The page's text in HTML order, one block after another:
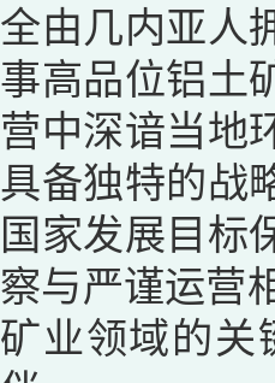
全由几内亚人
事高品位铝土
营中深谙当地
具备独特的战
国家发展目标
察与严谨运营
矿业领域的关